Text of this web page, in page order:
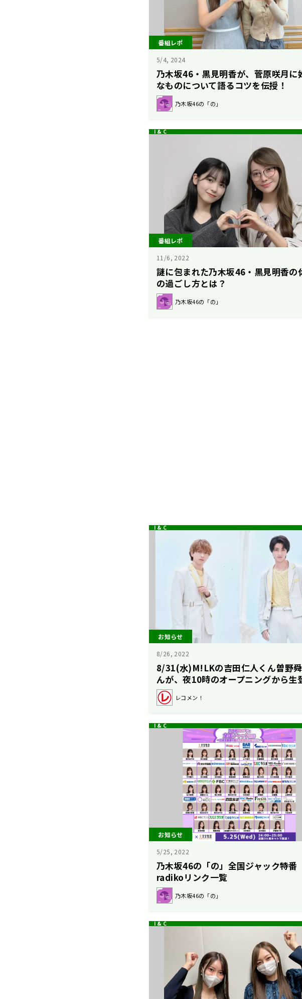
番組レポ
5/4, 2024
乃木坂46・黒見明香が、菅原咲月に
なものについて語るコツを伝授！
乃木坂46の「の」
番組レポ
11/6, 2022
謎に包まれた乃木坂46・黒見明香の
の過ごし方とは？
乃木坂46の「の」
お知らせ
8/26, 2022
8/31(水)M!LKの吉田仁人くん曽野
んが、夜10時のオープニングから生
場！
レコメン！
お知らせ
5/25, 2022
乃木坂46の「の」全国ジャック特番
radikoリンク一覧
乃木坂46の「の」